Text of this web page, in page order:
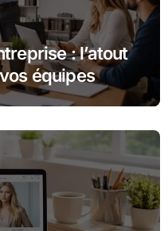
: l’atout
équipes